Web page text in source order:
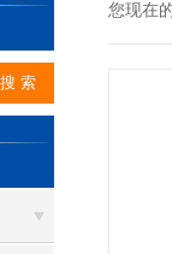
您现在